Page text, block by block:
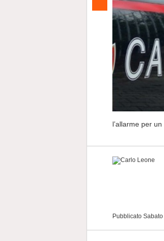
l’allarme per
Pubblicato